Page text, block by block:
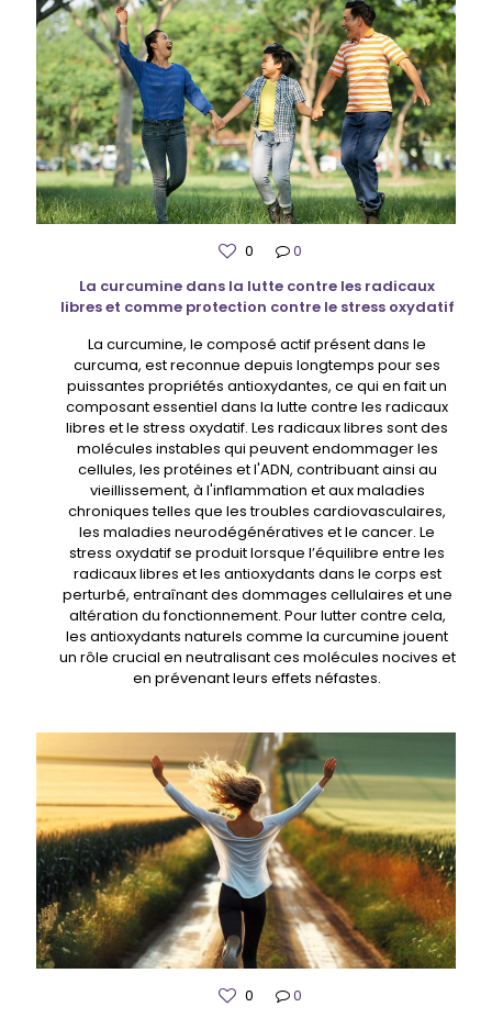
0
0
La curcumine dans la lutte contre les radicaux
libres et comme protection contre le stress oxydatif
La curcumine, le composé actif présent dans le
curcuma, est reconnue depuis longtemps pour ses
puissantes propriétés antioxydantes, ce qui en fait un
composant essentiel dans la lutte contre les radicaux
libres et le stress oxydatif. Les radicaux libres sont des
molécules instables qui peuvent endommager les
cellules, les protéines et l'ADN, contribuant ainsi au
vieillissement, à l'inflammation et aux maladies
chroniques telles que les troubles cardiovasculaires,
les maladies neurodégénératives et le cancer. Le
stress oxydatif se produit lorsque l’équilibre entre les
radicaux libres et les antioxydants dans le corps est
perturbé, entraînant des dommages cellulaires et une
altération du fonctionnement. Pour lutter contre cela,
les antioxydants naturels comme la curcumine jouent
un rôle crucial en neutralisant ces molécules nocives et
en prévenant leurs effets néfastes.
0
0